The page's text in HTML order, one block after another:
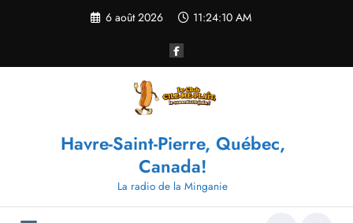
6 août 2026 11:24:10 AM
Havre-Saint-Pierre, Québec,
Canada!
La radio de la Minganie